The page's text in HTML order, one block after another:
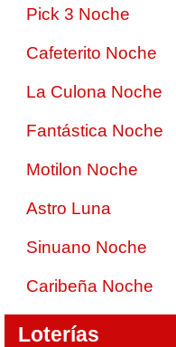
Pick 3 Noche
Cafeterito Noche
La Culona Noche
Fantástica Noche
Motilon Noche
Astro Luna
Sinuano Noche
Caribeña Noche
Loterías